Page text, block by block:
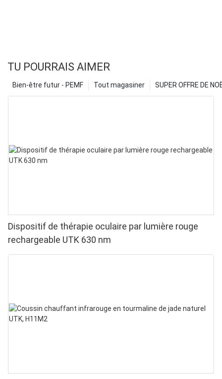
TU POURRAIS AIMER
SUPER OFFRE DE
Tout magasiner
Bien-être futur - PEMF
Dispositif de thérapie oculaire par lumière rouge
rechargeable UTK 630 nm